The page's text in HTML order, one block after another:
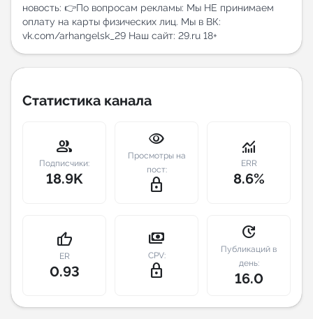
Индекс читаемости каналов в Telegram
New
Аналитика Telegram
новость: 👉По вопросам рекламы: Мы НЕ принимаем
оплату на карты физических лиц. Мы в ВК:
vk.com/arhangelsk_29 Наш сайт: 29.ru 18+
Статистика канала
group
Подписчики:
18.9K
visibility
Просмотры на
пост:
lock_outline
monitoring
ERR
8.6%
thumb_up
ER
0.93
payments
CPV:
lock_outline
update
Публикаций в
день:
16.0